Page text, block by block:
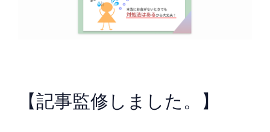
【記事監修しました。】